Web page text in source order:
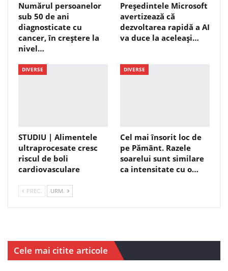
Numărul persoanelor
sub 50 de ani
diagnosticate cu
cancer, în creştere la
nivel…
Președintele Microsoft
avertizează că
dezvoltarea rapidă a AI
va duce la aceleași…
DIVERSE
STUDIU | Alimentele
ultraprocesate cresc
riscul de boli
cardiovasculare
DIVERSE
Cel mai însorit loc de
pe Pământ. Razele
soarelui sunt similare
ca intensitate cu o…
PREC. URM.
Cele mai citite articole